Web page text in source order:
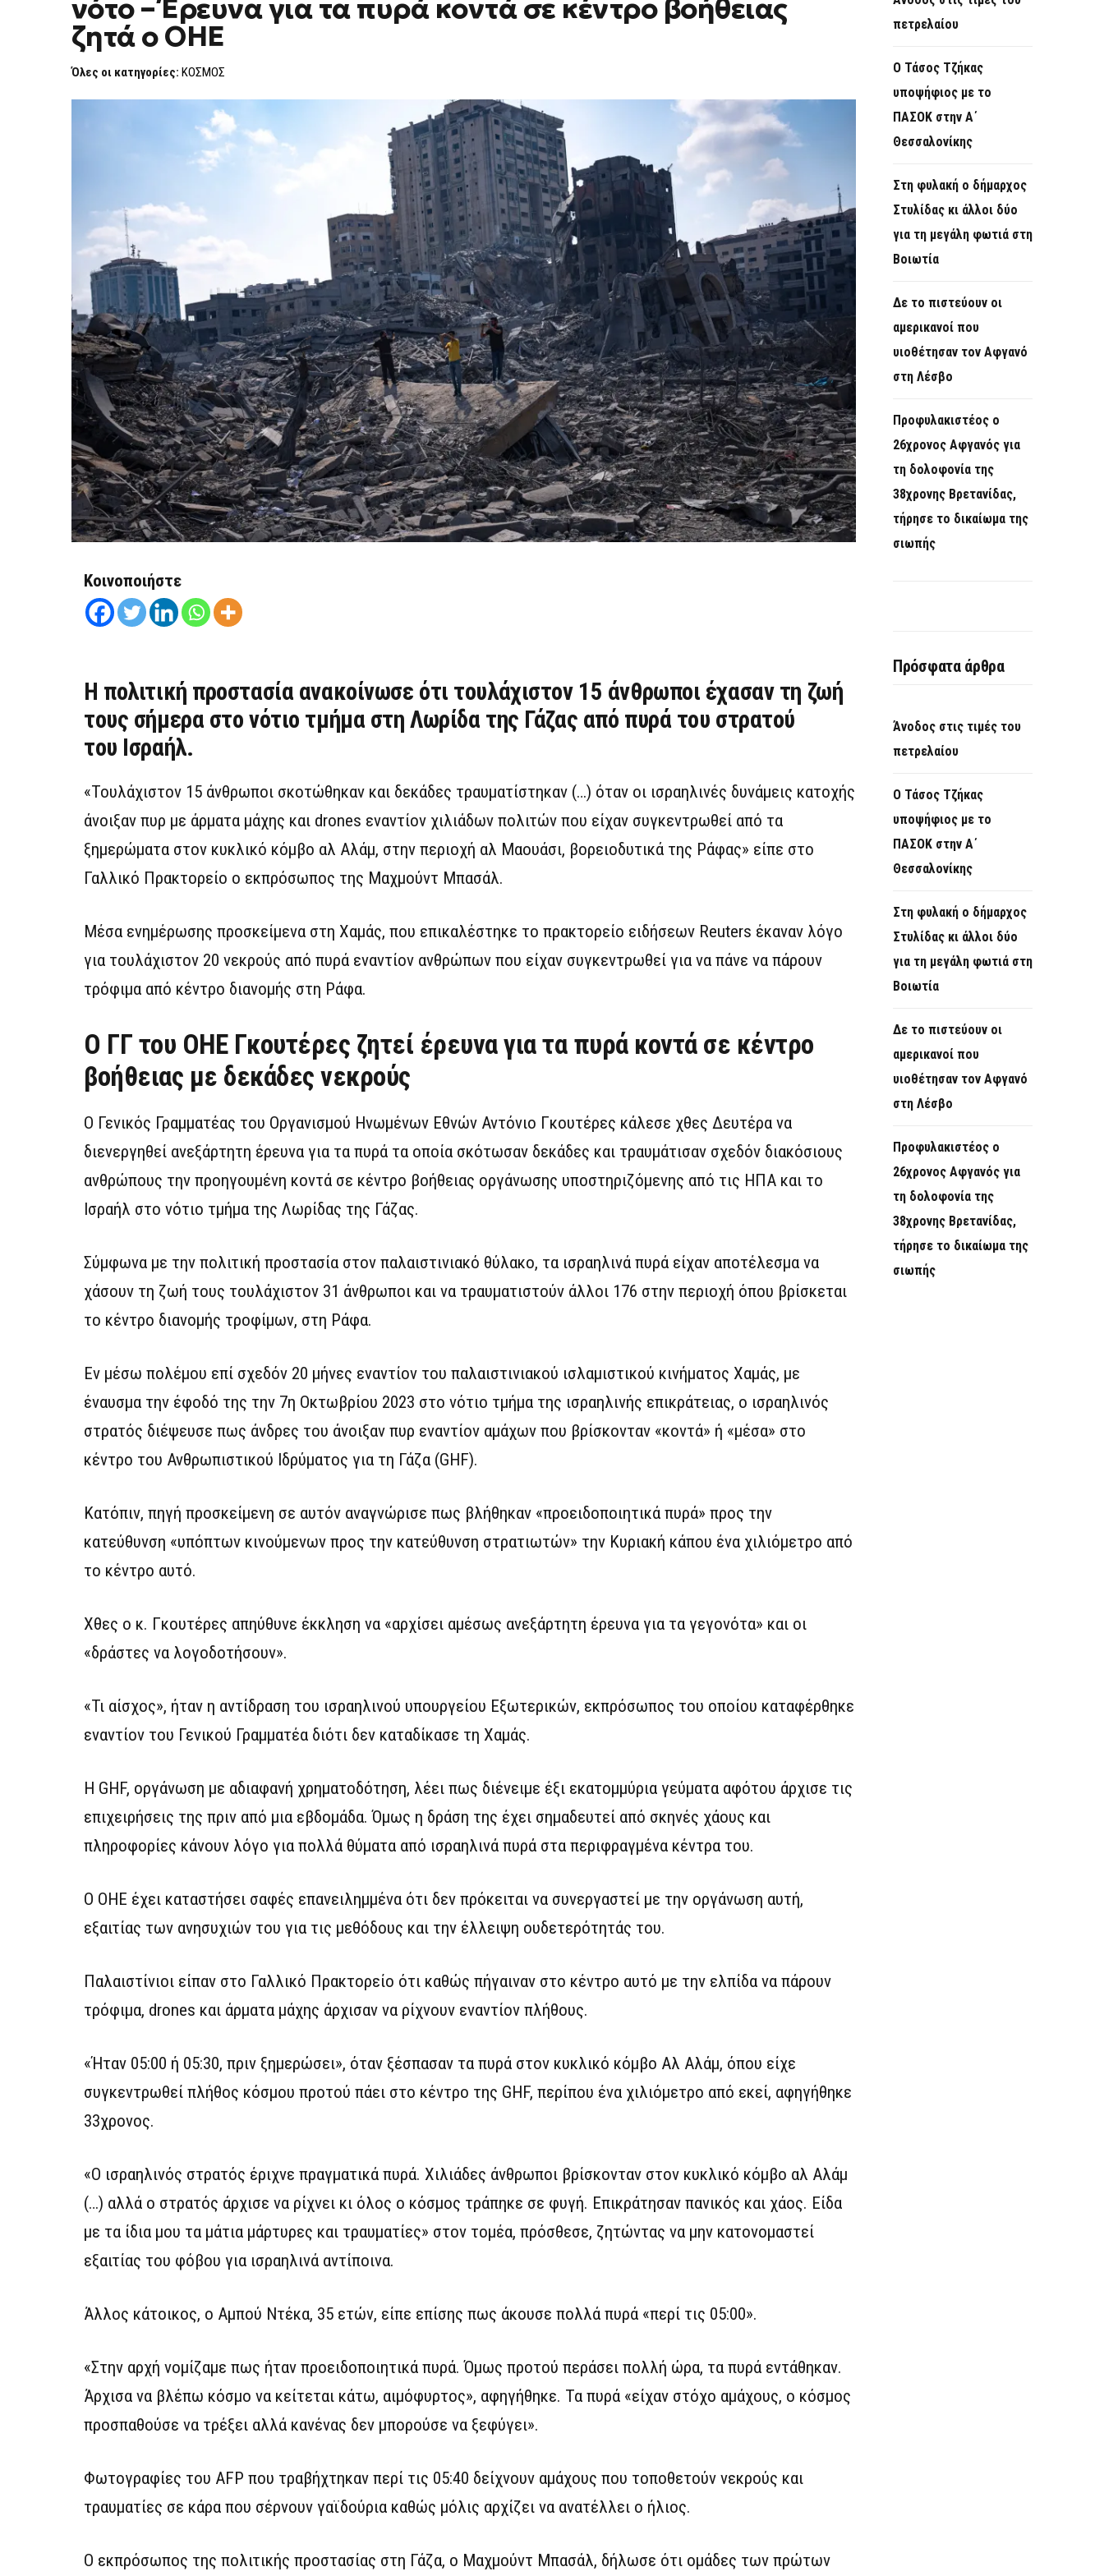
νότο – Έρευνα για τα πυρά κοντά σε κέντρο βοήθειας
ζητά ο ΟΗΕ
Όλες οι κατηγορίες: ΚΟΣΜΟΣ
Κοινοποιήστε
Η πολιτική προστασία ανακοίνωσε ότι τουλάχιστον 15 άνθρωποι έχασαν τη ζωή
τους σήμερα στο νότιο τμήμα στη Λωρίδα της Γάζας από πυρά του στρατού
του Ισραήλ.
«Τουλάχιστον 15 άνθρωποι σκοτώθηκαν και δεκάδες τραυματίστηκαν (…) όταν οι ισραηλινές δυνάμεις κατοχής
άνοιξαν πυρ με άρματα μάχης και drones εναντίον χιλιάδων πολιτών που είχαν συγκεντρωθεί από τα
ξημερώματα στον κυκλικό κόμβο αλ Αλάμ, στην περιοχή αλ Μαουάσι, βορειοδυτικά της Ράφας» είπε στο
Γαλλικό Πρακτορείο ο εκπρόσωπος της Μαχμούντ Μπασάλ.
Μέσα ενημέρωσης προσκείμενα στη Χαμάς, που επικαλέστηκε το πρακτορείο ειδήσεων Reuters έκαναν λόγο
για τουλάχιστον 20 νεκρούς από πυρά εναντίον ανθρώπων που είχαν συγκεντρωθεί για να πάνε να πάρουν
τρόφιμα από κέντρο διανομής στη Ράφα.
Ο ΓΓ του ΟΗΕ Γκουτέρες ζητεί έρευνα για τα πυρά κοντά σε κέντρο
βοήθειας με δεκάδες νεκρούς
Ο Γενικός Γραμματέας του Οργανισμού Ηνωμένων Εθνών Αντόνιο Γκουτέρες κάλεσε χθες Δευτέρα να
διενεργηθεί ανεξάρτητη έρευνα για τα πυρά τα οποία σκότωσαν δεκάδες και τραυμάτισαν σχεδόν διακόσιους
ανθρώπους την προηγουμένη κοντά σε κέντρο βοήθειας οργάνωσης υποστηριζόμενης από τις ΗΠΑ και το
Ισραήλ στο νότιο τμήμα της Λωρίδας της Γάζας.
Σύμφωνα με την πολιτική προστασία στον παλαιστινιακό θύλακο, τα ισραηλινά πυρά είχαν αποτέλεσμα να
χάσουν τη ζωή τους τουλάχιστον 31 άνθρωποι και να τραυματιστούν άλλοι 176 στην περιοχή όπου βρίσκεται
το κέντρο διανομής τροφίμων, στη Ράφα.
Εν μέσω πολέμου επί σχεδόν 20 μήνες εναντίον του παλαιστινιακού ισλαμιστικού κινήματος Χαμάς, με
έναυσμα την έφοδό της την 7η Οκτωβρίου 2023 στο νότιο τμήμα της ισραηλινής επικράτειας, ο ισραηλινός
στρατός διέψευσε πως άνδρες του άνοιξαν πυρ εναντίον αμάχων που βρίσκονταν «κοντά» ή «μέσα» στο
κέντρο του Ανθρωπιστικού Ιδρύματος για τη Γάζα (GHF).
Κατόπιν, πηγή προσκείμενη σε αυτόν αναγνώρισε πως βλήθηκαν «προειδοποιητικά πυρά» προς την
κατεύθυνση «υπόπτων κινούμενων προς την κατεύθυνση στρατιωτών» την Κυριακή κάπου ένα χιλιόμετρο από
το κέντρο αυτό.
Χθες ο κ. Γκουτέρες απηύθυνε έκκληση να «αρχίσει αμέσως ανεξάρτητη έρευνα για τα γεγονότα» και οι
«δράστες να λογοδοτήσουν».
«Τι αίσχος», ήταν η αντίδραση του ισραηλινού υπουργείου Εξωτερικών, εκπρόσωπος του οποίου καταφέρθηκε
εναντίον του Γενικού Γραμματέα διότι δεν καταδίκασε τη Χαμάς.
Η GHF, οργάνωση με αδιαφανή χρηματοδότηση, λέει πως διένειμε έξι εκατομμύρια γεύματα αφότου άρχισε τις
επιχειρήσεις της πριν από μια εβδομάδα. Όμως η δράση της έχει σημαδευτεί από σκηνές χάους και
πληροφορίες κάνουν λόγο για πολλά θύματα από ισραηλινά πυρά στα περιφραγμένα κέντρα του.
Ο ΟΗΕ έχει καταστήσει σαφές επανειλημμένα ότι δεν πρόκειται να συνεργαστεί με την οργάνωση αυτή,
εξαιτίας των ανησυχιών του για τις μεθόδους και την έλλειψη ουδετερότητάς του.
Παλαιστίνιοι είπαν στο Γαλλικό Πρακτορείο ότι καθώς πήγαιναν στο κέντρο αυτό με την ελπίδα να πάρουν
τρόφιμα, drones και άρματα μάχης άρχισαν να ρίχνουν εναντίον πλήθους.
«Ήταν 05:00 ή 05:30, πριν ξημερώσει», όταν ξέσπασαν τα πυρά στον κυκλικό κόμβο Αλ Αλάμ, όπου είχε
συγκεντρωθεί πλήθος κόσμου προτού πάει στο κέντρο της GHF, περίπου ένα χιλιόμετρο από εκεί, αφηγήθηκε
33χρονος.
«Ο ισραηλινός στρατός έριχνε πραγματικά πυρά. Χιλιάδες άνθρωποι βρίσκονταν στον κυκλικό κόμβο αλ Αλάμ
(…) αλλά ο στρατός άρχισε να ρίχνει κι όλος ο κόσμος τράπηκε σε φυγή. Επικράτησαν πανικός και χάος. Είδα
με τα ίδια μου τα μάτια μάρτυρες και τραυματίες» στον τομέα, πρόσθεσε, ζητώντας να μην κατονομαστεί
εξαιτίας του φόβου για ισραηλινά αντίποινα.
Άλλος κάτοικος, ο Αμπού Ντέκα, 35 ετών, είπε επίσης πως άκουσε πολλά πυρά «περί τις 05:00».
«Στην αρχή νομίζαμε πως ήταν προειδοποιητικά πυρά. Όμως προτού περάσει πολλή ώρα, τα πυρά εντάθηκαν.
Άρχισα να βλέπω κόσμο να κείτεται κάτω, αιμόφυρτος», αφηγήθηκε. Τα πυρά «είχαν στόχο αμάχους, ο κόσμος
προσπαθούσε να τρέξει αλλά κανένας δεν μπορούσε να ξεφύγει».
Φωτογραφίες του AFP που τραβήχτηκαν περί τις 05:40 δείχνουν αμάχους που τοποθετούν νεκρούς και
τραυματίες σε κάρα που σέρνουν γαϊδούρια καθώς μόλις αρχίζει να ανατέλλει ο ήλιος.
Ο εκπρόσωπος της πολιτικής προστασίας στη Γάζα, ο Μαχμούντ Μπασάλ, δήλωσε ότι ομάδες των πρώτων
πετρελαίου
Ο Τάσος Τζήκας
υποψήφιος με το
ΠΑΣΟΚ στην Α΄
Θεσσαλονίκης
Στη φυλακή ο δήμαρχος
Στυλίδας κι άλλοι δύο
για τη μεγάλη φωτιά στη
Βοιωτία
Δε το πιστεύουν οι
αμερικανοί που
υιοθέτησαν τον Αφγανό
στη Λέσβο
Προφυλακιστέος ο
26χρονος Αφγανός για
τη δολοφονία της
38χρονης Βρετανίδας,
τήρησε το δικαίωμα της
σιωπής
Πρόσφατα άρθρα
Άνοδος στις τιμές του
πετρελαίου
Ο Τάσος Τζήκας
υποψήφιος με το
ΠΑΣΟΚ στην Α΄
Θεσσαλονίκης
Στη φυλακή ο δήμαρχος
Στυλίδας κι άλλοι δύο
για τη μεγάλη φωτιά στη
Βοιωτία
Δε το πιστεύουν οι
αμερικανοί που
υιοθέτησαν τον Αφγανό
στη Λέσβο
Προφυλακιστέος ο
26χρονος Αφγανός για
τη δολοφονία της
38χρονης Βρετανίδας,
τήρησε το δικαίωμα της
σιωπής